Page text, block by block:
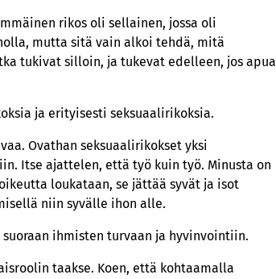
rikos oli sellainen, jossa oli
mutta sitä vain alkoi tehdä, mitä
tukivat silloin, ja tukevat edelleen, jos apua
ja erityisesti seksuaalirikoksia.
Ovathan seksuaalirikokset yksi
Itse ajattelen, että työ kuin työ. Minusta on
loukataan, se jättää syvät ja isot
niin syvälle ihon alle.
ihmisten turvaan ja hyvinvointiin.
taakse. Koen, että kohtaamalla